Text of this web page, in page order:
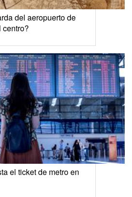
del aeropuerto de
centro?
el ticket de metro en